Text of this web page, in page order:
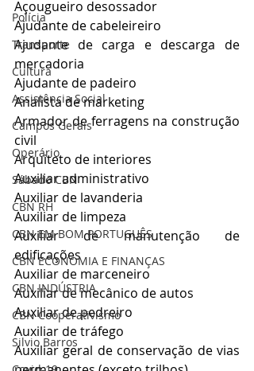
Polícia
Transporte
Cultura
Assistência Social
Campos Gerais
Operário
Sábado CBN
CBN RH
CBN EM BOM PORTUGUÊS
CBN ECONOMIA E FINANÇAS
CBN INDÚSTRIA
CBN Cooperativismo
Silvio Barros
Açougueiro desossador
Ajudante de cabeleireiro
Ajudante de carga e descarga de
mercadoria
Ajudante de padeiro
Analista de marketing
Armador de ferragens na construção
civil
Arquiteto de interiores
Auxiliar administrativo
Auxiliar de lavanderia
Auxiliar de limpeza
Auxiliar de manutenção de
edificações
Auxiliar de marceneiro
Auxiliar de mecânico de autos
Auxiliar de pedreiro
Auxiliar de tráfego
Auxiliar geral de conservação de vias